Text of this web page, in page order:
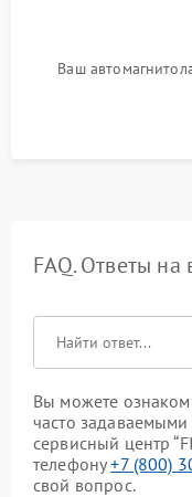
Ваш
FAQ. Ответы на
Вы можете
часто
сервисный центр
телефону+7 (800)
свой вопрос.